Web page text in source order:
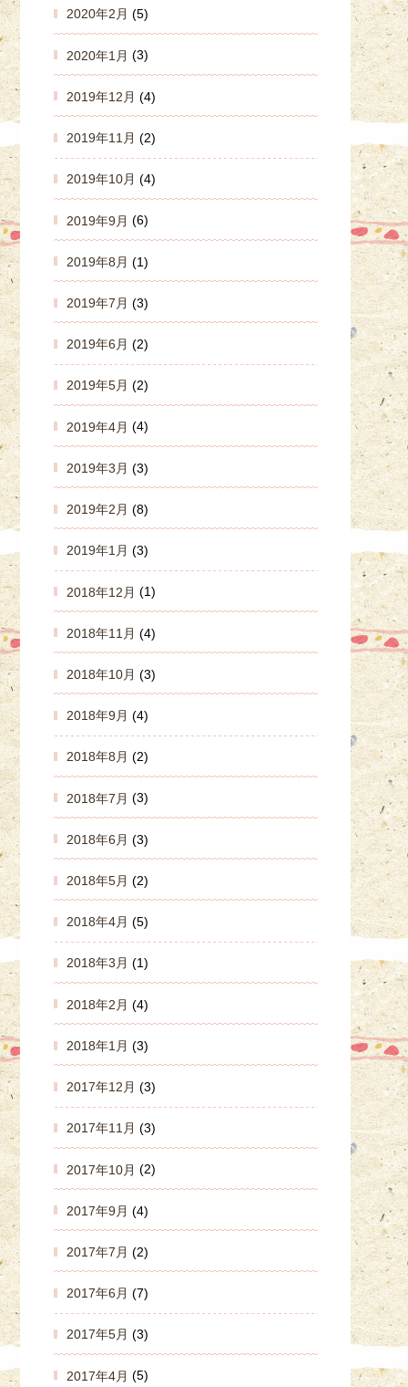
2020年2月 (5)
2020年1月 (3)
2019年12月 (4)
2019年11月 (2)
2019年10月 (4)
2019年9月 (6)
2019年8月 (1)
2019年7月 (3)
2019年6月 (2)
2019年5月 (2)
2019年4月 (4)
2019年3月 (3)
2019年2月 (8)
2019年1月 (3)
2018年12月 (1)
2018年11月 (4)
2018年10月 (3)
2018年9月 (4)
2018年8月 (2)
2018年7月 (3)
2018年6月 (3)
2018年5月 (2)
2018年4月 (5)
2018年3月 (1)
2018年2月 (4)
2018年1月 (3)
2017年12月 (3)
2017年11月 (3)
2017年10月 (2)
2017年9月 (4)
2017年7月 (2)
2017年6月 (7)
2017年5月 (3)
2017年4月 (5)